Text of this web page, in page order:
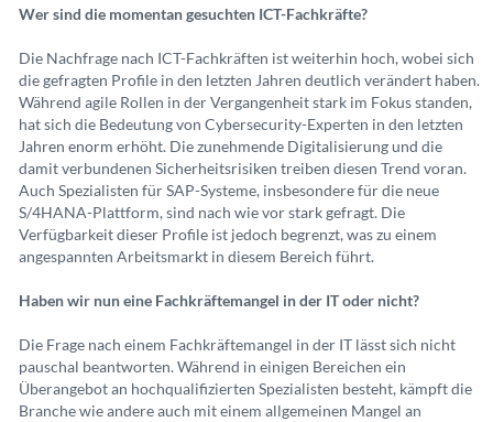
Wer sind die momentan gesuchten ICT-Fachkräfte?
Die Nachfrage nach ICT-Fachkräften ist weiterhin hoch, wobei sich
die gefragten Profile in den letzten Jahren deutlich verändert haben.
Während agile Rollen in der Vergangenheit stark im Fokus standen,
hat sich die Bedeutung von Cybersecurity-Experten in den letzten
Jahren enorm erhöht. Die zunehmende Digitalisierung und die
damit verbundenen Sicherheitsrisiken treiben diesen Trend voran.
Auch Spezialisten für SAP-Systeme, insbesondere für die neue
S/4HANA-Plattform, sind nach wie vor stark gefragt. Die
Verfügbarkeit dieser Profile ist jedoch begrenzt, was zu einem
angespannten Arbeitsmarkt in diesem Bereich führt.
Haben wir nun eine Fachkräftemangel in der IT oder nicht?
Die Frage nach einem Fachkräftemangel in der IT lässt sich nicht
pauschal beantworten. Während in einigen Bereichen ein
Überangebot an hochqualifizierten Spezialisten besteht, kämpft die
Branche wie andere auch mit einem allgemeinen Mangel an